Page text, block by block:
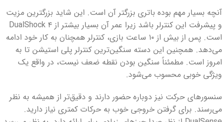
آنچه بسیار مهم بوده باتری بزرگتر آن است. این شاید بزرگترین مزیت
و پیشرفت این کنترلر باشد زیرا عمر آن بسیار بیشتر از DualShock ۴
است. پس از بیش از ۱۰ ساعت بازی، کنترلر همچنان به کار خود ادامه
می‌دهد. همچنین این دسته سنگین‌ترین کنترلر پلی استیشن تا به
امروز است. مطمئناً سنگین بودن نقطه ضعف نیست، در واقع یک
ویژگی خوبی محسوب می‌شود.
سنسورهای حرکت نیز دوباره حضور دارند و دقیق‌تر از همیشه به نظر
می‌رسند. برای گرفتن خروجی خوب به حرکات کمتری نیاز دارید.